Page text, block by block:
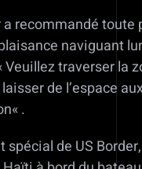
a recommandé toute
naviguant
Veuillez traverser la
de l’espace
.
spécial de US